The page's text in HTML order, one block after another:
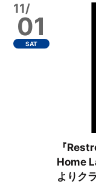
11/
01
SAT
『
Home
よりク